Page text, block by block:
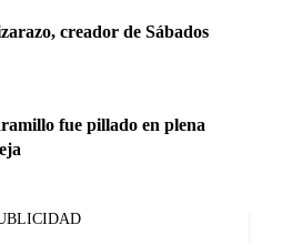
creador de Sábados
fue pillado en plena